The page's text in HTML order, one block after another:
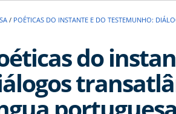
/ POÉTICAS DO INSTANTE E DO TESTEMUNHO:
do